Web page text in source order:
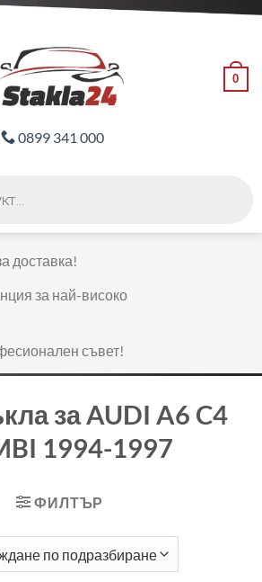
0
0899 341 000
доставка!
за най-високо
съвет!
за AUDI A6 C4
1994-1997
ФИЛТЪР